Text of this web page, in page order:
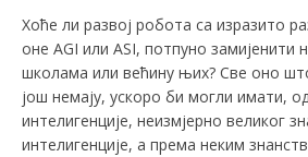
Хоће ли развој робота сa изразито
оне AGI или ASI, потпуно замијенити
школама или већину њих? Све оно
још немају, ускоро би могли имати,
интелигенције, неизмјерно великог
интелигенције, а према неким